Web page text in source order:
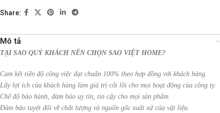
Share:
Mô tả
TẠI SAO QUÝ KHÁCH NÊN CHỌN SAO VIỆT HOME?
Cam kết tiến độ công việc đạt chuẩn 100% theo hợp đồng với khách hàng.
Lấy lợi ích của khách hàng làm giá trị cốt lõi cho mọi hoạt động của công ty.
Chế độ bảo hành, đảm bảo uy tín, tin cậy cho mọi sản phẩm.
Đảm bảo tuyệt đối về chất lượng và nguốn gốc xuất xứ của vật liệu.